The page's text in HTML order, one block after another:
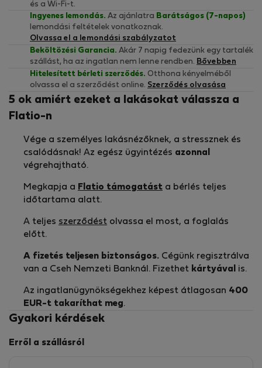
és a Wi-Fi-t.
Ingyenes lemondás. Az ajánlatra Barátságos (7-napos)
lemondási feltételek vonatkoznak.
Olvassa el a lemondási szabályzatot
Beköltözési Garancia. Akár 7 napig fedezünk egy tartalék
szállást, ha az ingatlan nem lenne rendben. Bővebben
Hitelesített bérleti szerződés. Otthona kényelméből
olvassa el a szerződést online. Szerződés olvasása
5 ok amiért ezeket a lakásokat válassza a
Flatio-n
Vége a személyes lakásnézőknek, a stressznek és
csalódásnak! Az egész ügyintézés azonnal
végrehajtható.
Megkapja a Flatio támogatást a bérlés teljes
időtartama alatt.
A teljes szerződést olvassa el most, a foglalás
előtt.
A fizetés teljesen biztonságos. Cégünk regisztrálva
van a Cseh Nemzeti Banknál. Fizethet kártyával is.
Az ingatlanügynökségekhez képest átlagosan 400
EUR-t takaríthat meg.
Gyakori kérdések
Erről a szállásról